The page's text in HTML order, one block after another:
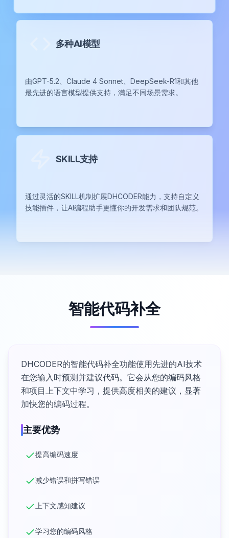
多种AI模型
由GPT-5.2、Claude 4 Sonnet、DeepSeek-R1和其他
最先进的语言模型提供支持，满足不同场景需求。
SKILL支持
通过灵活的SKILL机制扩展DHCODER能力，支持自定义
技能插件，让AI编程助手更懂你的开发需求和团队规范。
智能代码补全
DHCODER的智能代码补全功能使用先进的AI技术
在您输入时预测并建议代码。它会从您的编码风格
和项目上下文中学习，提供高度相关的建议，显著
加快您的编码过程。
主要优势
提高编码速度
减少错误和拼写错误
上下文感知建议
学习您的编码风格